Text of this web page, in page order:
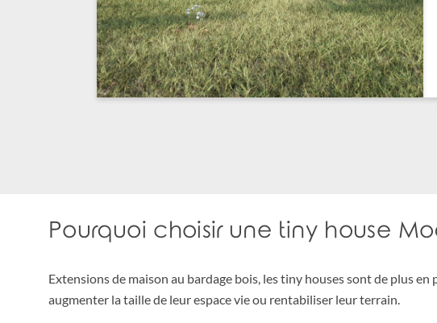
Pourquoi choisir une tiny house
Extensions de maison au bardage bois, les tiny houses sont de plus
augmenter la taille de leur espace vie ou rentabiliser leur terrain.